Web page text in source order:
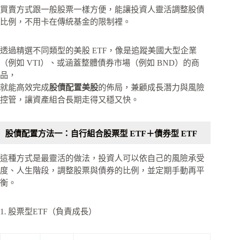
買賣方式跟一般股票一樣方便，能讓投資人靈活調整股債
比例，不用卡在傳統基金的限制裡。
透過精選不同類型的美股 ETF，像是追蹤美國大型企業
（例如 VTI）、或涵蓋整體債券市場（例如 BND）的商
品，
就能高效完成股債配置美股的佈局，兼顧成長潛力與風險
控管，讓資產組合長期走得又穩又快。
股債配置方法一：自行組合股票型 ETF＋債券型 ETF
這種方式是最靈活的做法，投資人可以依自己的風險承受
度、人生階段，調整股票與債券的比例，並定期手動再平
衡。
1. 股票型ETF（負責成長）